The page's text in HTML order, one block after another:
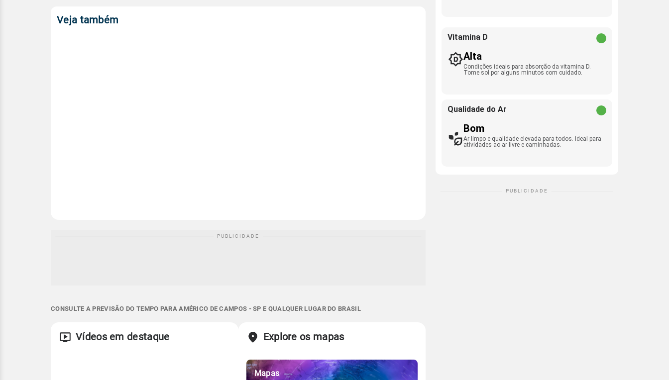
Veja também
CONSULTE A PREVISÃO DO TEMPO PARA AMÉRICO DE CAMPOS - SP E QUALQUER LUGAR DO BRASIL
Vídeos em destaque Explore os mapas
Mapas
Vitamina D
Alta
Condições ideais para absorção da vitamina D.
Tome sol por alguns minutos com cuidado.
Qualidade do Ar
Bom
Ar limpo e qualidade elevada para todos. Ideal para
atividades ao ar livre e caminhadas.